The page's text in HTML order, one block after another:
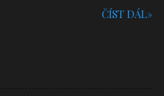
ČÍST DÁL»